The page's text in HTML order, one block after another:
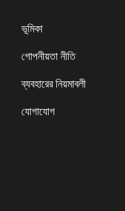
ভূমিকা
গোপনীয়তা নীতি
ব্যবহারের নিয়মাবলী
যোগাযোগ